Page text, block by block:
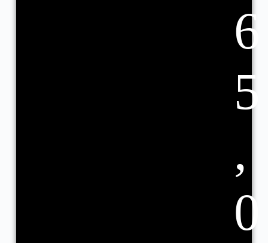
6
5
,
0